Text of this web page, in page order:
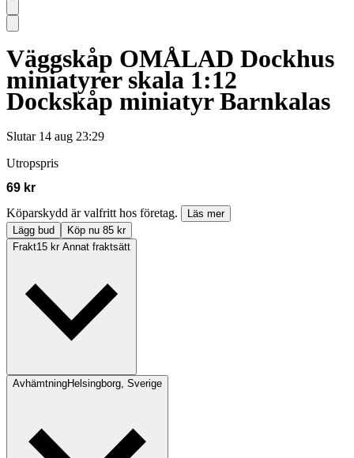
Väggskåp OMÅLAD Dockhus
miniatyrer skala 1:12
Dockskåp miniatyr Barnkalas
Slutar 14 aug 23:29
Utropspris
69 kr
Köparskydd är valfritt hos företag.
Läs mer
Lägg bud
Köp nu 85 kr
Frakt15 kr Annat fraktsätt
AvhämtningHelsingborg, Sverige